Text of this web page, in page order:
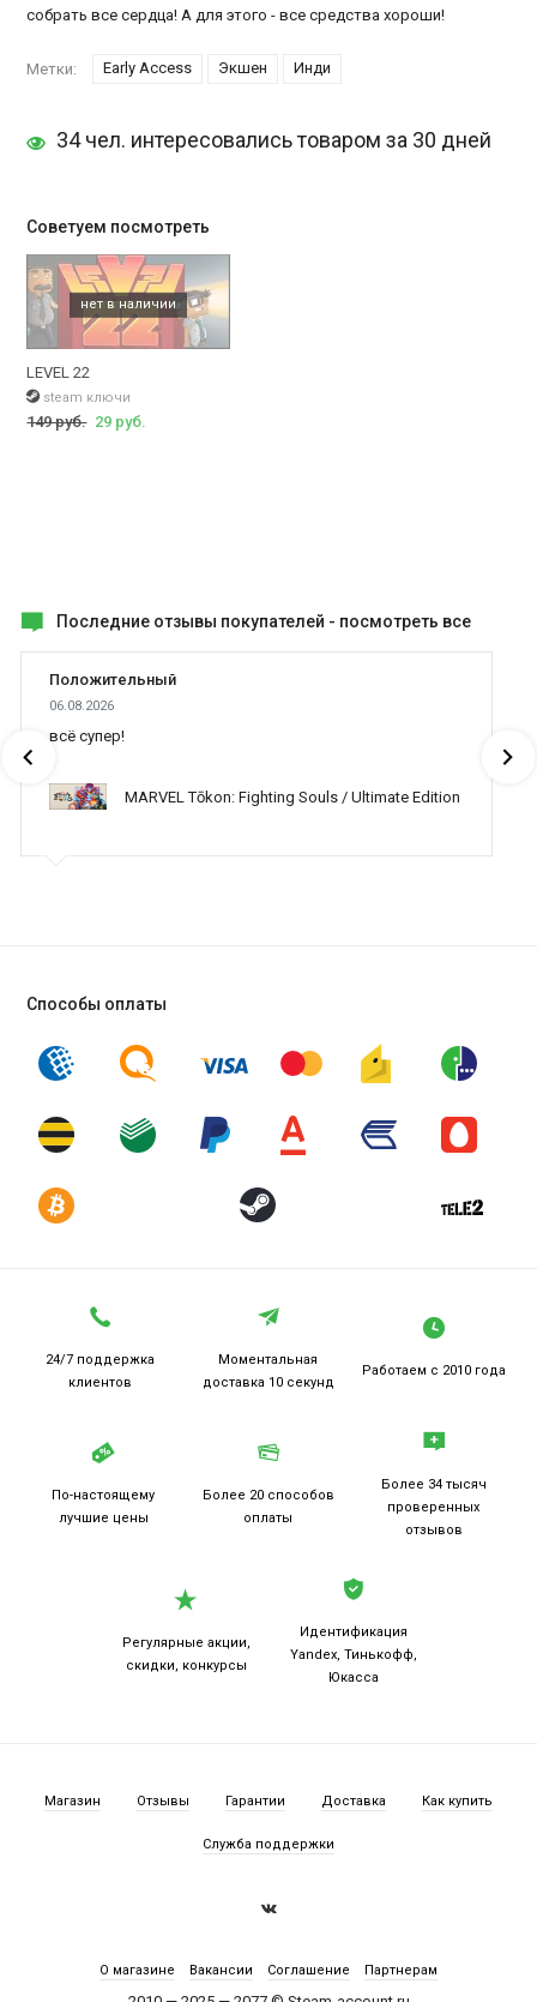
собрать все сердца! А для этого - все средства хороши!
Метки: Early Access Экшен Инди
34 чел. интересовались товаром за 30 дней
Советуем посмотреть
LEVEL 22
steam ключи
149 руб. 29 руб.
Последние отзывы покупателей - посмотреть все
Положительный
06.08.2026
всё супер!
MARVEL Tōkon: Fighting Souls / Ultimate Edition
Способы оплаты
24/7 поддержка
клиентов
Моментальная
доставка 10 секунд
Работаем с 2010 года
По-настоящему
лучшие цены
Более 20 способов
оплаты
Более 34 тысяч
проверенных
отзывов
Регулярные акции,
скидки, конкурсы
Идентификация
Yandex, Тинькофф,
Юкасса
Магазин Отзывы Гарантии Доставка Как купить
Служба поддержки
О магазине Вакансии Соглашение Партнерам